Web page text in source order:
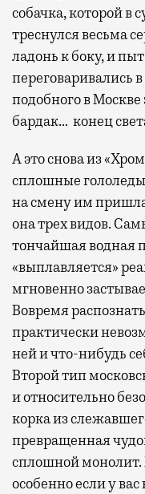
собачка, которой в
треснулся весьма
ладонь к боку, и
переговаривались
подобного в
бардак… конец
А это снова из
сплошные
на смену им
она трех видов.
тончайшая водная
«выплавляется»
мгновенно
Вовремя
практически
ней и что-нибудь
Второй тип
и относительно
корка из
превращенная
сплошной
особенно если у